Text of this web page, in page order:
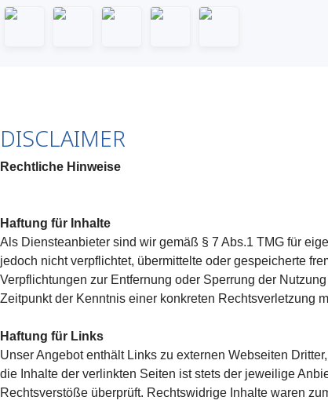
DISCLAIMER
Rechtliche Hinweise
Haftung für Inhalte
Als Diensteanbieter sind wir gemäß § 7 Abs.1 TMG für
jedoch nicht verpflichtet, übermittelte oder gespeicherte
Verpflichtungen zur Entfernung oder Sperrung der
Zeitpunkt der Kenntnis einer konkreten Rechtsverletzung
Haftung für Links
Unser Angebot enthält Links zu externen Webseiten
die Inhalte der verlinkten Seiten ist stets der jeweilige
Rechtsverstöße überprüft. Rechtswidrige Inhalte waren